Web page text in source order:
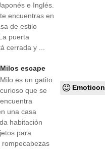
Emoticon
e Inglés.
encuentras en
de estilo
puerta
cerrada y ...
Milos escape
Milo es un gatito
curioso que se
encuentra
una casa
habitación
para
rompecabezas